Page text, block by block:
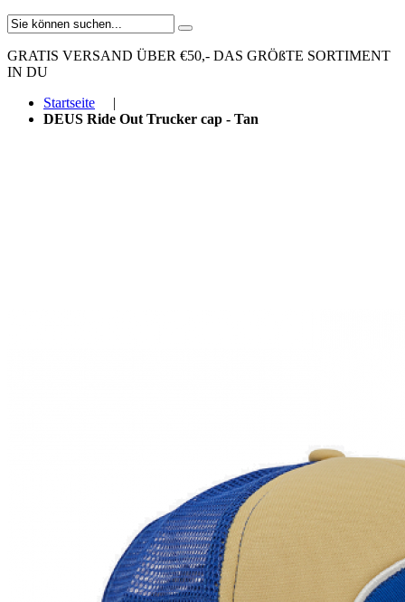
GRATIS VERSAND ÜBER €50,- DAS GRÖßTE SORTIMENT
IN DU
Startseite
|
DEUS Ride Out Trucker cap - Tan